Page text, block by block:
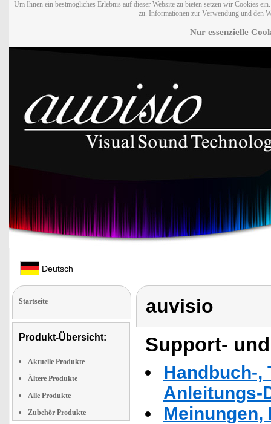
Um Ihnen ein bestmögliches Erlebnis auf dieser Website zu bieten setzen wir Cookies
zu. Informationen zur Verwendung und den
Nur essenzielle
Deutsch
Startseite
Produkt-Übersicht:
Aktuelle Produkte
Ältere Produkte
Alle Produkte
Zubehör Produkte
auvisio
Support-
Handbuch-,
Anleitungs-